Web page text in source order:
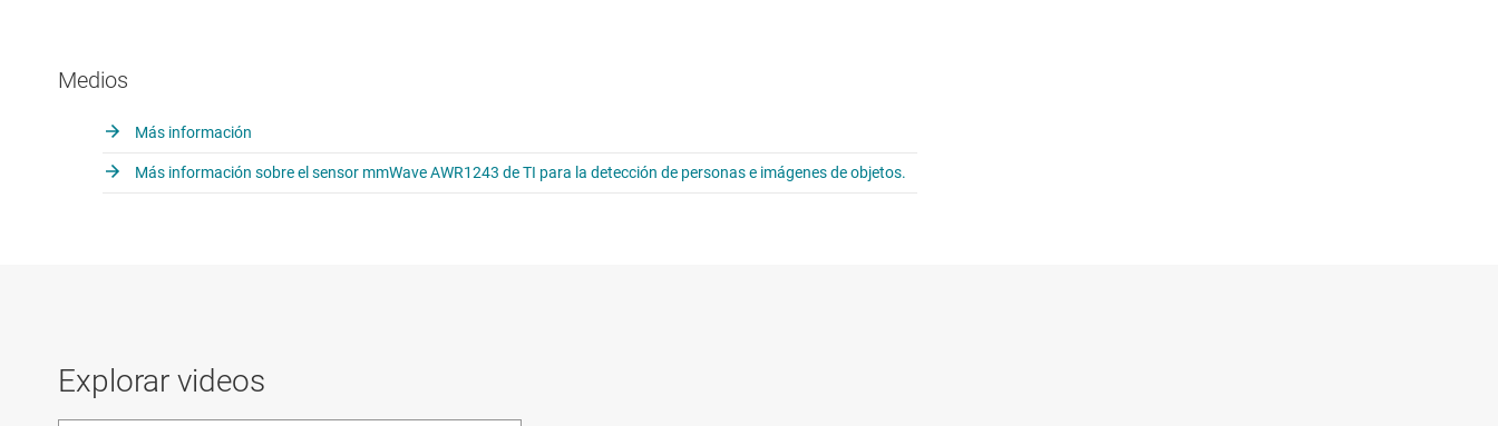
Medios
Más información
Más información sobre el sensor mmWave AWR1243 de TI para la detección de personas e imágenes de objetos.
Explorar videos